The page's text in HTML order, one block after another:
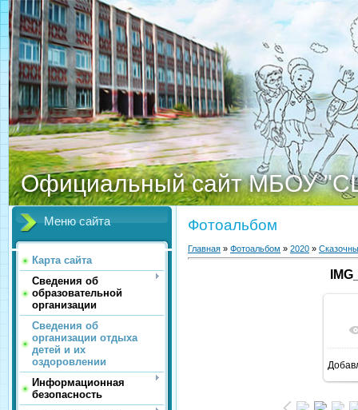
Официальный сайт МБОУ
Меню сайта
Карта сайта
Сведения об
образовательной
организации
Сведения об
организации отдыха
детей и их
оздоровлении
Информационная
безопасность
Фотоальбом
Главная » Фотоальбом » 2020 »